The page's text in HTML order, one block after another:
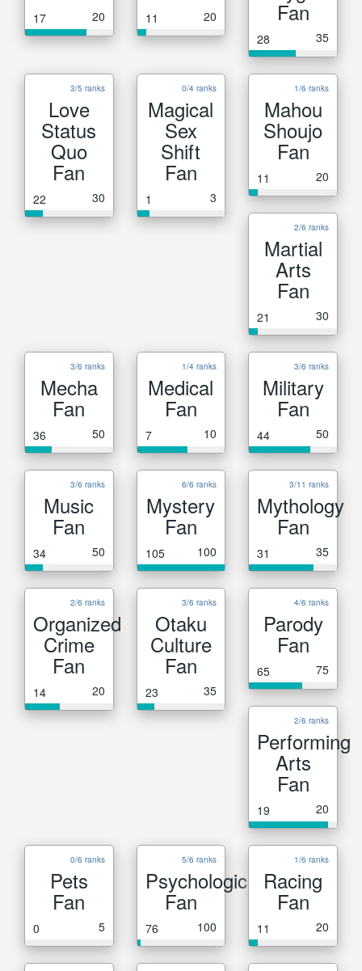
17 20 11 20 Fan
28 35
3/5 ranks
Love
Status
Quo
Fan
22 30
0/4 ranks
Magical
Sex
Shift
Fan
1 3
1/6 ranks
Mahou
Shoujo
Fan
11 20
2/6 ranks
Martial
Arts
Fan
21 30
3/6 ranks
Mecha
Fan
36 50
1/4 ranks
Medical
Fan
7 10
3/6 ranks
Military
Fan
44 50
3/6 ranks
Music
Fan
34 50
6/6 ranks
Mystery
Fan
105 100
3/11 ranks
Mythology
Fan
31 35
2/6 ranks
Organized
Crime
Fan
14 20
3/6 ranks
Otaku
Culture
Fan
23 35
4/6 ranks
Parody
Fan
65 75
2/6 ranks
Performing
Arts
Fan
19 20
0/6 ranks
Pets
Fan
0 5
5/6 ranks
Psychological
Fan
76 100
1/6 ranks
Racing
Fan
11 20